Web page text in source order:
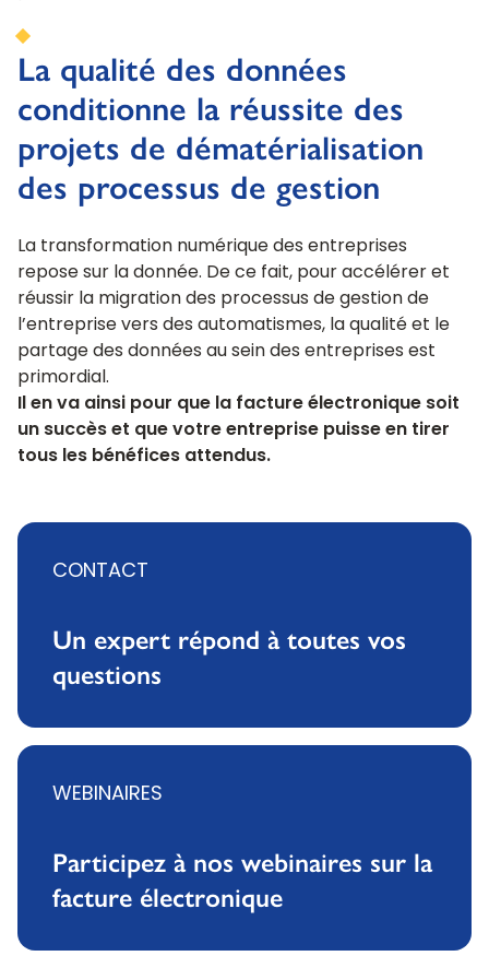
La qualité des données
conditionne la réussite des
projets de dématérialisation
des processus de gestion
La transformation numérique des entreprises
repose sur la donnée. De ce fait, pour accélérer et
réussir la migration des processus de gestion de
l’entreprise vers des automatismes, la qualité et le
partage des données au sein des entreprises est
primordial.
Il en va ainsi pour que la facture électronique soit
un succès et que votre entreprise puisse en tirer
tous les bénéfices attendus.
CONTACT
Un expert répond à toutes vos
questions
WEBINAIRES
Participez à nos webinaires sur la
facture électronique